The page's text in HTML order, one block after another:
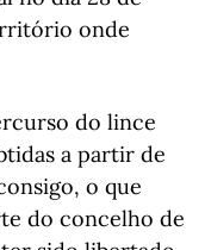
onde
do lince
a partir de
o que
do concelho de